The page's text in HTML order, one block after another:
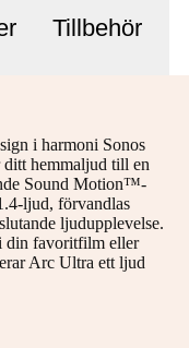
Tillbehör
i harmoni Sonos
hemmaljud till en
Sound Motion™-
ljud, förvandlas
ljudupplevelse.
din favoritfilm eller
Arc Ultra ett ljud